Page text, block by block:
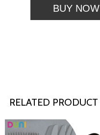
BUY NOW
RELATED PRODUCT